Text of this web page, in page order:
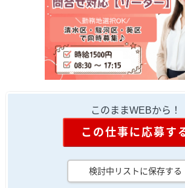
このままWEBから！
この仕事に応募す
検討中リストに保存する